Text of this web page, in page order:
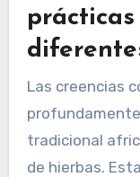
Las creencias
tradicional
de hierbas.